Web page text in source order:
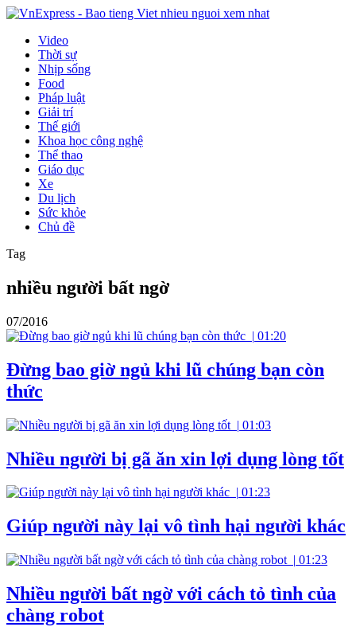
Video
Thời sự
Nhịp sống
Food
Pháp luật
Giải trí
Thế giới
Khoa học công nghệ
Thể thao
Giáo dục
Xe
Du lịch
Sức khỏe
Chủ đề
Tag
nhiều người bất ngờ
07/2016
| 01:20
Đừng bao giờ ngủ khi lũ chúng bạn còn
thức
| 01:03
Nhiều người bị gã ăn xin lợi dụng lòng tốt
| 01:23
Giúp người này lại vô tình hại người khác
| 01:23
Nhiều người bất ngờ với cách tỏ tình của
chàng robot